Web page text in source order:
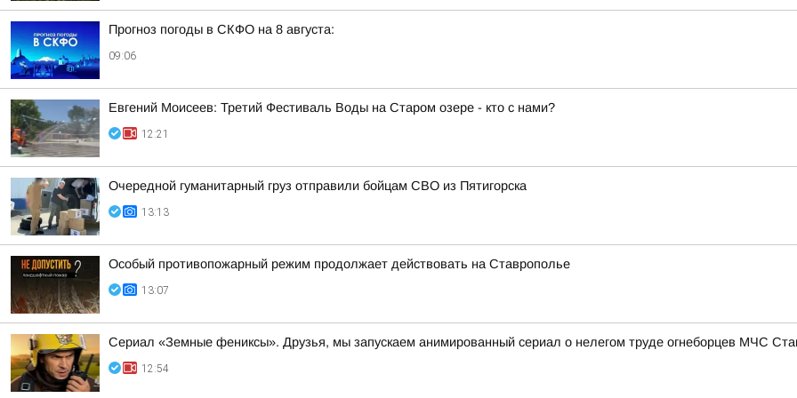
Прогноз погоды в СКФО на 8 августа:
09:06
Евгений Моисеев: Третий Фестиваль Воды на Старом озере - кто с нами?
12:21
Очередной гуманитарный груз отправили бойцам СВО из Пятигорска
13:13
Особый противопожарный режим продолжает действовать на Ставрополье
13:07
Сериал «Земные фениксы». Друзья, мы запускаем анимированный сериал о нелегом труде огнеборцев МЧС
12:54